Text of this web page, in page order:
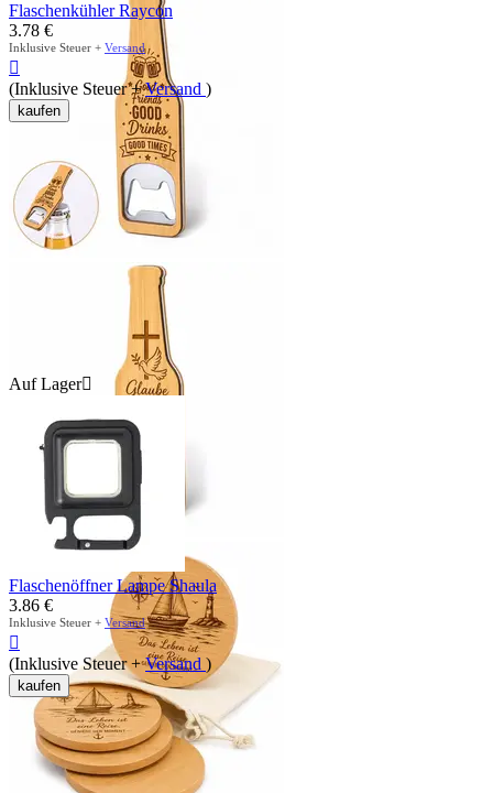
Flaschenkühler Raycon
3.78 €
Inklusive Steuer + Versand

(Inklusive Steuer +Versand )
kaufen
Auf Lager
Flaschenöffner Lampe Shaula
3.86 €
Inklusive Steuer + Versand

(Inklusive Steuer +Versand )
kaufen